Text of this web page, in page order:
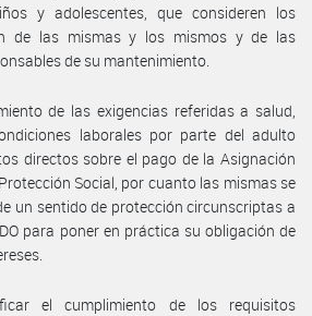
y adolescentes, que consideren los
de las mismas y los mismos y de las
de su mantenimiento.
de las exigencias referidas a salud,
laborales por parte del adulto
directos sobre el pago de la Asignación
Social, por cuanto las mismas se
un sentido de protección circunscriptas a
para poner en práctica su obligación de
el cumplimiento de los requisitos